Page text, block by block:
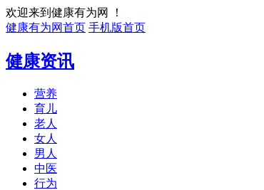
欢迎来到健康有为网 ！
健康有为网首页 手机版首页
健康资讯
营养
育儿
老人
女人
男人
中医
行为